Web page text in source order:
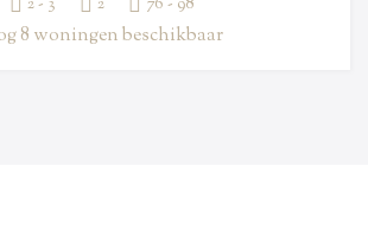
2 - 3 2 76 - 98
8 woningen beschikbaar